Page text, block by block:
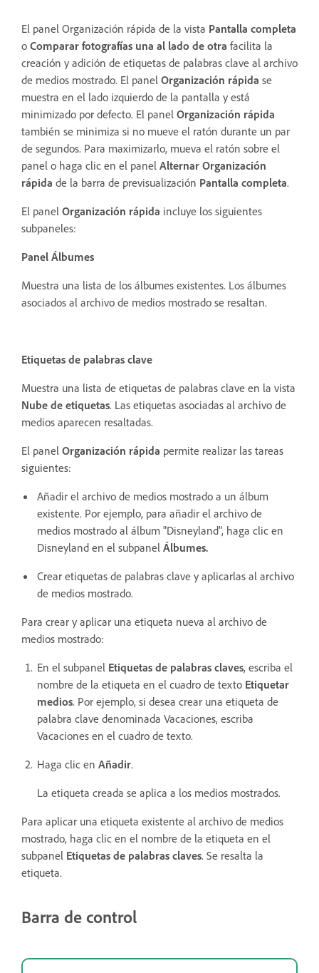
El panel Organización rápida de la vista Pantalla completa
o Comparar fotografías una al lado de otra facilita la
creación y adición de etiquetas de palabras clave al archivo
de medios mostrado. El panel Organización rápida se
muestra en el lado izquierdo de la pantalla y está
minimizado por defecto. El panel Organización rápida
también se minimiza si no mueve el ratón durante un par
de segundos. Para maximizarlo, mueva el ratón sobre el
panel o haga clic en el panel Alternar Organización
rápida de la barra de previsualización Pantalla completa.
El panel Organización rápida incluye los siguientes
subpaneles:
Panel Álbumes
Muestra una lista de los álbumes existentes. Los álbumes
asociados al archivo de medios mostrado se resaltan.
Etiquetas de palabras clave
Muestra una lista de etiquetas de palabras clave en la vista
Nube de etiquetas. Las etiquetas asociadas al archivo de
medios aparecen resaltadas.
El panel Organización rápida permite realizar las tareas
siguientes:
Añadir el archivo de medios mostrado a un álbum
existente. Por ejemplo, para añadir el archivo de
medios mostrado al álbum "Disneyland", haga clic en
Disneyland en el subpanel Álbumes.
Crear etiquetas de palabras clave y aplicarlas al archivo
de medios mostrado.
Para crear y aplicar una etiqueta nueva al archivo de
medios mostrado:
En el subpanel Etiquetas de palabras claves, escriba el
nombre de la etiqueta en el cuadro de texto Etiquetar
medios. Por ejemplo, si desea crear una etiqueta de
palabra clave denominada Vacaciones, escriba
Vacaciones en el cuadro de texto.
Haga clic en Añadir.
La etiqueta creada se aplica a los medios mostrados.
Para aplicar una etiqueta existente al archivo de medios
mostrado, haga clic en el nombre de la etiqueta en el
subpanel Etiquetas de palabras claves. Se resalta la
etiqueta.
Barra de control